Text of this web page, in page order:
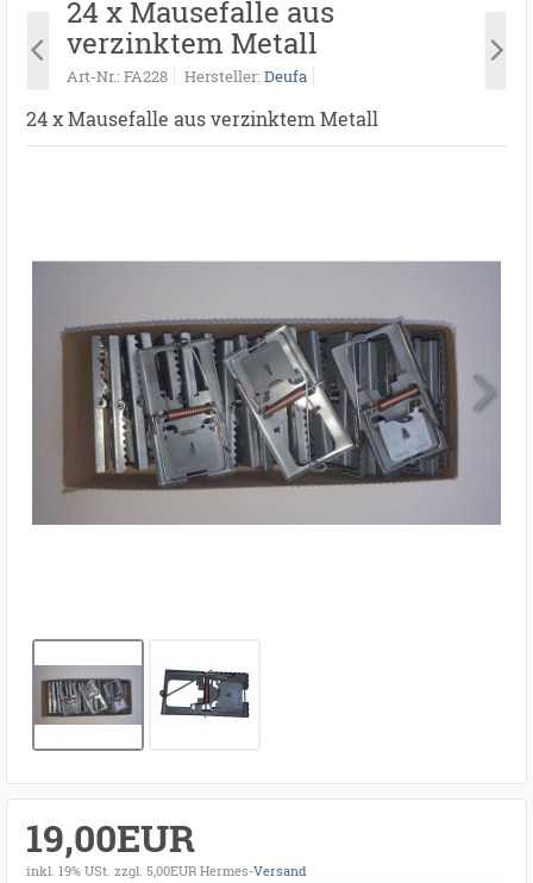
24 x Mausefalle aus
verzinktem Metall
Art-Nr. FA228 Hersteller Deufa
24 x Mausefalle aus verzinktem Metall

19,00EUR
inkl. 19% USt. zzgl. 5,00EUR Hermes-Versand